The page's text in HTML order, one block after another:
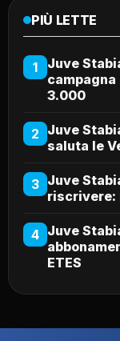
PIÙ LETTE
1
Juve
3.000
2 Juve
saluta le
3 Juve
riscrivere:
4 Juve
ETES